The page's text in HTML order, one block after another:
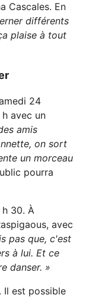
Cascales. En
rdifférents
plaise à tout
24
avec un
amis
on sort
un morceau
pourra
30. À
avec
pas que,c'est
à lui. Et ce
danser. »
Il est possible